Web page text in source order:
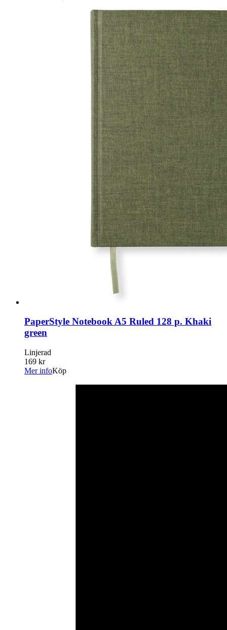
PaperStyle Notebook A5 Ruled 128 p. Khaki
green
Linjerad
169 kr
Mer infoKöp